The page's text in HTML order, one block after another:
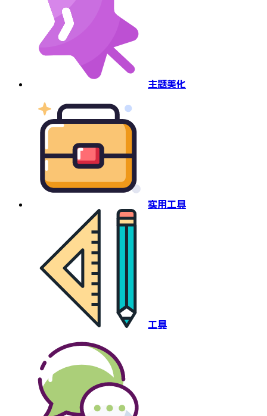
主题美化
实用工具
工具